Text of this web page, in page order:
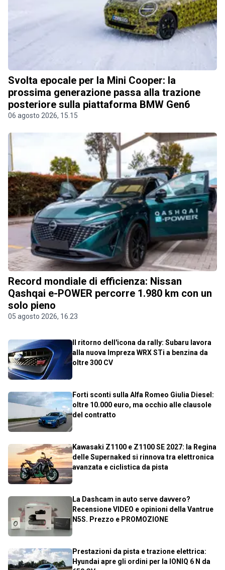
Svolta epocale per la Mini Cooper: la
prossima generazione passa alla trazione
posteriore sulla piattaforma BMW Gen6
06 agosto 2026, 15.15
Record mondiale di efficienza: Nissan
Qashqai e-POWER percorre 1.980 km con un
solo pieno
05 agosto 2026, 16.23
Il ritorno dell'icona da rally: Subaru lavora
alla nuova Impreza WRX STi a benzina da
oltre 300 CV
Forti sconti sulla Alfa Romeo Giulia Diesel:
oltre 10.000 euro, ma occhio alle clausole
del contratto
Kawasaki Z1100 e Z1100 SE 2027: la Regina
delle Supernaked si rinnova tra elettronica
avanzata e ciclistica da pista
La Dashcam in auto serve davvero?
Recensione VIDEO e opinioni della Vantrue
N5S. Prezzo e PROMOZIONE
Prestazioni da pista e trazione elettrica:
Hyundai apre gli ordini per la IONIQ 6 N da